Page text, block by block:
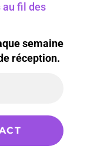
au fil des
semaine
réception.